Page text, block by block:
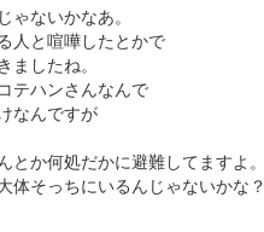
ないかなあ。
人と喧嘩したとかで
したね。
テハンさんなんで
なんですが
とか何処だかに避難してますよ。
体そっちにいるんじゃないかな？